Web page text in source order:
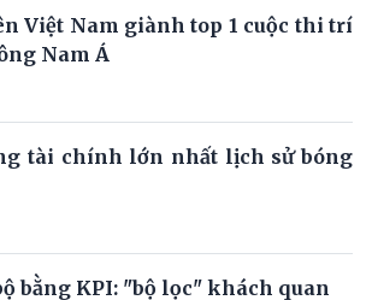
Việt Nam giành top 1 cuộc thi trí
Nam Á
tài chính lớn nhất lịch sử bóng
bằng KPI: "bộ lọc" khách quan